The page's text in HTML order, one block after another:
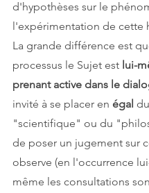
d'hypothèses sur le
l'expérimentation de cette
La grande différence est
processus le Sujet est lui-
prenant active dans le
invité à se placer en égal du
"scientifique" ou du
de poser un jugement sur
observe (en l'occurrence
même les consultations